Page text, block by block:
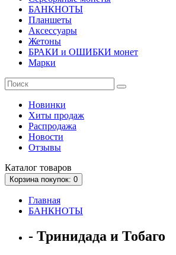
БАНКНОТЫ
Планшеты
Аксессуары
Жетоны
БРАКИ и ОШИБКИ монет
Марки
Новинки
Хиты продаж
Распродажа
Новости
Отзывы
Каталог товаров
Корзинапокупок: 0
Главная
БАНКНОТЫ
- Тринидада и Тобаго